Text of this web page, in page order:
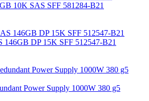
10K SAS SFF 581284-B21
146GB DP 15K SFF 512547-B21
Power Supply 1000W 380 g5